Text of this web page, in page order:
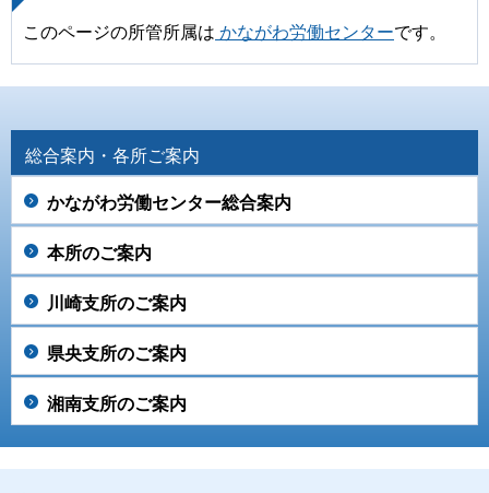
このページの所管所属は かながわ労働センターです。
総合案内・各所ご案内
かながわ労働センター総合案内
本所のご案内
川崎支所のご案内
県央支所のご案内
湘南支所のご案内